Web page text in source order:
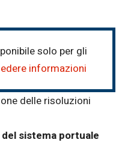
solo per gli
informazioni
delle risoluzioni
sistema portuale